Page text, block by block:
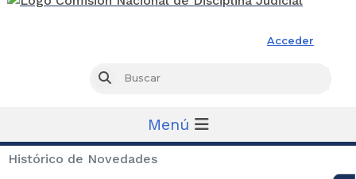
Acceder
Buscar
Menú
Histórico de Novedades